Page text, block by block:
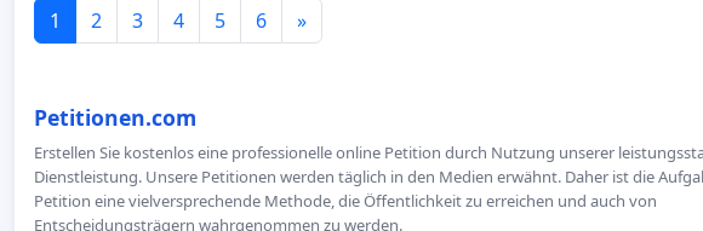
1 2 3 4 5 6 »
Petitionen.com
Erstellen Sie kostenlos eine professionelle online Petition durch Nutzung unserer
Dienstleistung. Unsere Petitionen werden täglich in den Medien erwähnt. Daher ist die
Petition eine vielversprechende Methode, die Öffentlichkeit zu erreichen und auch von
Entscheidungsträgern wahrgenommen zu werden.